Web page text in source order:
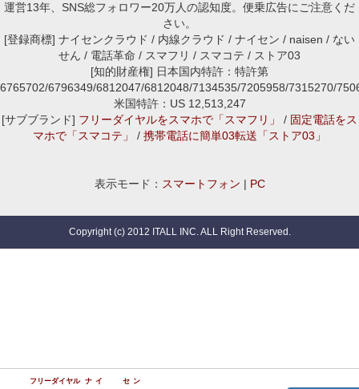
運営13年、SNS総フォロワー20万人の認知度。便乗広告にご注意くだ
さい。
[登録商標] ナイセンクラウド / 内線クラウド / ナイセン / naisen / ない
せん / 電話革命 / スマフリ / スマコテ / ストア03
[知的財産権] 日本国内特許：特許第
6765702/6796349/6812047/6812048/7134535/7205958/7315270/
米国特許：US 12,513,247
[サブブランド] フリーダイヤルをスマホで「スマフリ」 / 固定電話をス
マホで「スマコテ」
/ 携帯電話に簡単03転送「ストア03」
表示モード： スマートフォン | PC
Copyright (c) 2012 ITALL INC. ALL Right Reserved.
フリーダイヤル ナイ セン